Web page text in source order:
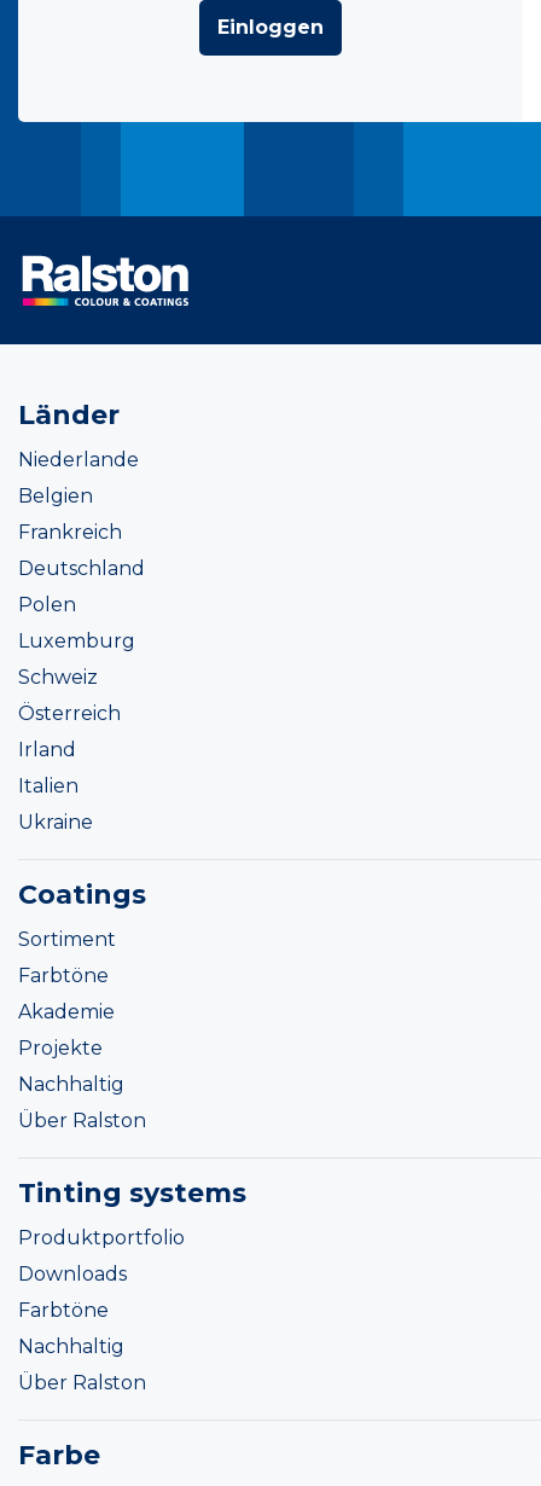
Einloggen
Länder
Niederlande
Belgien
Frankreich
Deutschland
Polen
Luxemburg
Schweiz
Österreich
Irland
Italien
Ukraine
Coatings
Sortiment
Farbtöne
Akademie
Projekte
Nachhaltig
Über Ralston
Tinting systems
Produktportfolio
Downloads
Farbtöne
Nachhaltig
Über Ralston
Farbe